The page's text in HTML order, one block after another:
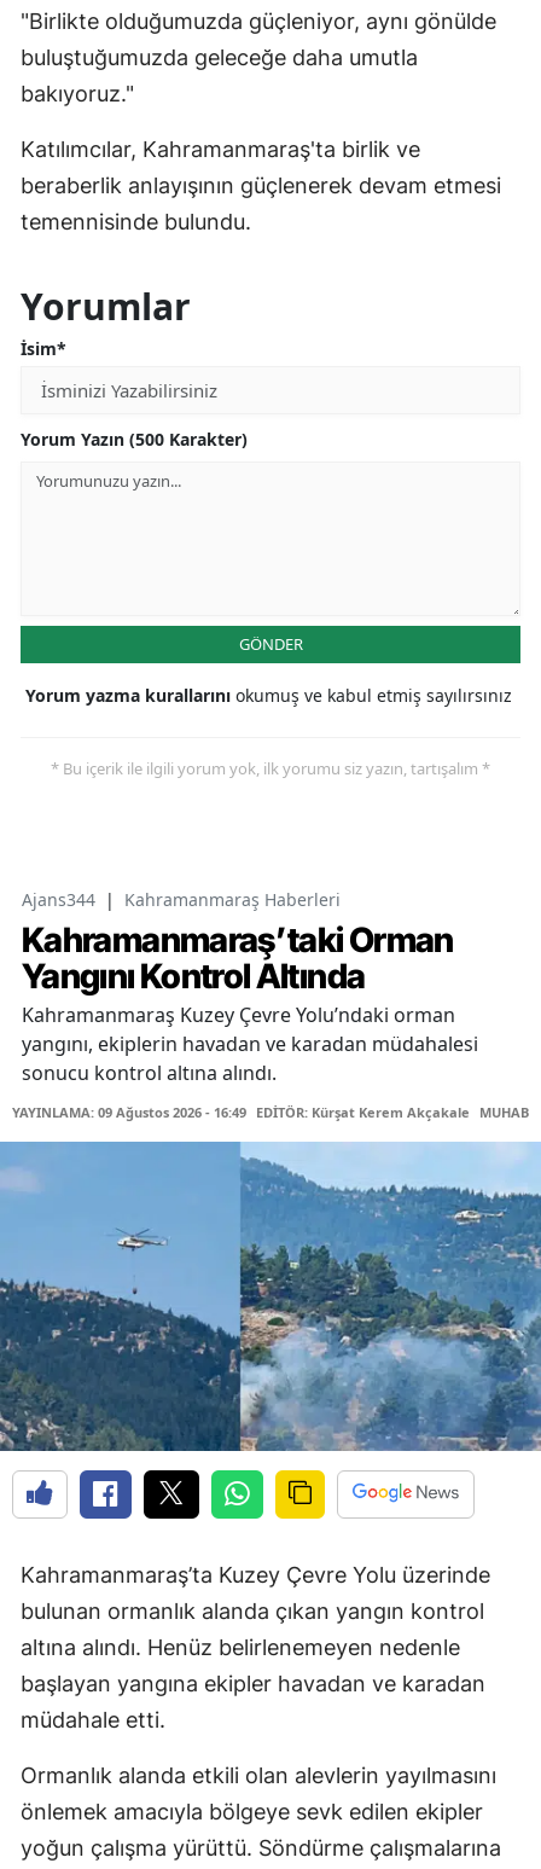
"Birlikte olduğumuzda güçleniyor, aynı gönülde
buluştuğumuzda geleceğe daha umutla
bakıyoruz."
Katılımcılar, Kahramanmaraş'ta birlik ve
beraberlik anlayışının güçlenerek devam etmesi
temennisinde bulundu.
Yorumlar
İsim*
Yorum Yazın (500 Karakter)
GÖNDER
Yorum yazma kurallarını okumuş ve kabul etmiş sayılırsınız
* Bu içerik ile ilgili yorum yok, ilk yorumu siz yazın, tartışalım *
Ajans344 | Kahramanmaraş Haberleri
Kahramanmaraş’taki Orman
Yangını Kontrol Altında
Kahramanmaraş Kuzey Çevre Yolu’ndaki orman
yangını, ekiplerin havadan ve karadan müdahalesi
sonucu kontrol altına alındı.
YAYINLAMA: 09 Ağustos 2026 - 16:49 EDİTÖR: Kürşat Kerem Akçakale
Kahramanmaraş’ta Kuzey Çevre Yolu üzerinde
bulunan ormanlık alanda çıkan yangın kontrol
altına alındı. Henüz belirlenemeyen nedenle
başlayan yangına ekipler havadan ve karadan
müdahale etti.
Ormanlık alanda etkili olan alevlerin yayılmasını
önlemek amacıyla bölgeye sevk edilen ekipler
yoğun çalışma yürüttü. Söndürme çalışmalarına